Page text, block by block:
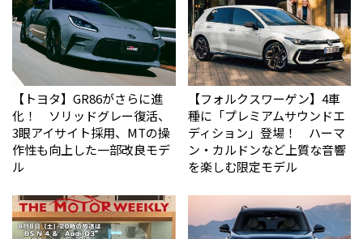
【トヨタ】GR86がさらに進
化！ ソリッドグレー復活、
3眼アイサイト採用、MTの操
作性も向上した一部改良モデ
ル
【フォルクスワーゲン】4車
種に「プレミアムサウンドエ
ディション」登場！ ハーマ
ン・カルドンなど上質な音響
を楽しむ限定モデル